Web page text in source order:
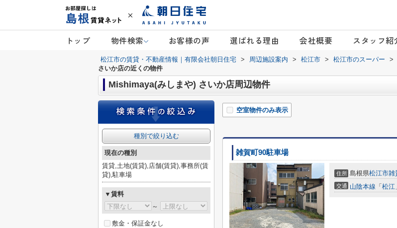
トップ 物件検索 お客様の声 選ばれる理由 会社概要 スタッフ紹
松江市の賃貸・不動産情報｜有限会社朝日住宅 > 周辺施設案内 > 松江市 > 松江市のスーパー >
さいか店の近くの物件
Mishimaya(みしまや) さいか店周辺物件
空室物件のみ表示
雑賀町90駐車場
住所 島根県松江市雑
交通 山陰本線 「 松江
種別で絞り込む
現在の種別
賃貸,土地(賃貸),店舗(賃貸),事務所(賃
貸),駐車場
▼賃料
～
敷金・保証金なし